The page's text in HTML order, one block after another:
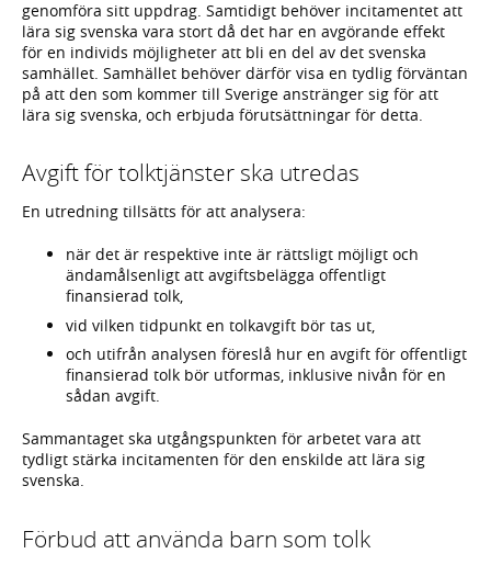
genomföra sitt uppdrag. Samtidigt behöver incitamentet att
lära sig svenska vara stort då det har en avgörande effekt
för en individs möjligheter att bli en del av det svenska
samhället. Samhället behöver därför visa en tydlig förväntan
på att den som kommer till Sverige anstränger sig för att
lära sig svenska, och erbjuda förutsättningar för detta.
Avgift för tolktjänster ska utredas
En utredning tillsätts för att analysera:
när det är respektive inte är rättsligt möjligt och
ändamålsenligt att avgiftsbelägga offentligt
finansierad tolk,
vid vilken tidpunkt en tolkavgift bör tas ut,
och utifrån analysen föreslå hur en avgift för offentligt
finansierad tolk bör utformas, inklusive nivån för en
sådan avgift.
Sammantaget ska utgångspunkten för arbetet vara att
tydligt stärka incitamenten för den enskilde att lära sig
svenska.
Förbud att använda barn som tolk